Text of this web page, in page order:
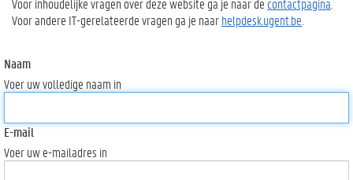
Voor andere IT-gerelateerde vragen ga je naarhelpdesk.ugent.be
Naam
Voer uw volledige naam in
E-mail
Voer uw e-mailadres in